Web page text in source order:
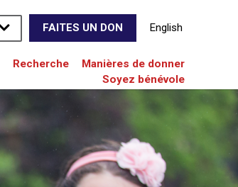
FAITES UN DON English
Recherche
Manières de donner
Soyez bénévole